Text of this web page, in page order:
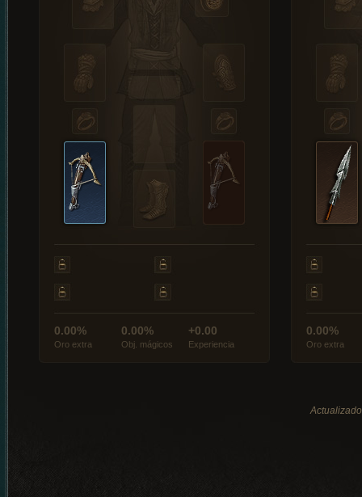
0.00%
Oro extra
0.00%
Obj. mágicos
+0.00
Experiencia
0.00%
Oro extra